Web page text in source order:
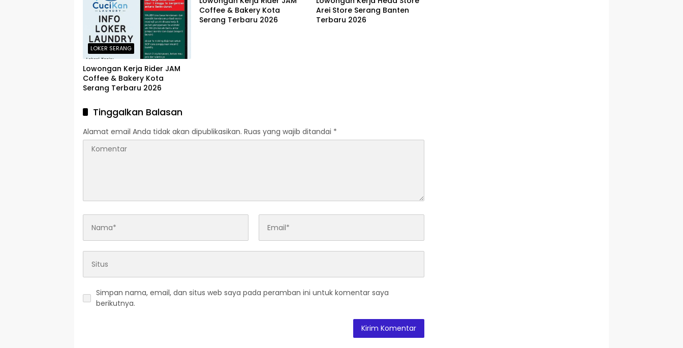
LOKER SERANG
Lowongan Kerja Rider JAM
Coffee & Bakery Kota
Serang Terbaru 2026
Coffee & Bakery Kota
Serang Terbaru 2026
Arei Store Serang Banten
Terbaru 2026
Tinggalkan Balasan
Alamat email Anda tidak akan dipublikasikan. Ruas yang wajib ditandai *
Simpan nama, email, dan situs web saya pada peramban ini untuk komentar saya
berikutnya.